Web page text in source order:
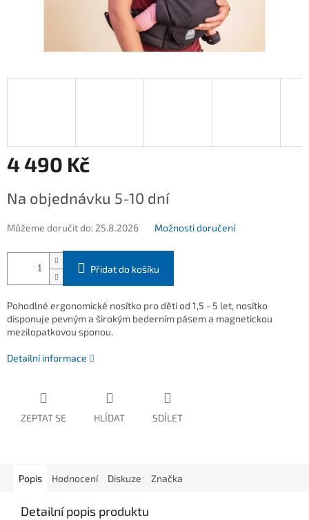
4 490 Kč
cena:
Na objednávku 5-10 dní
Můžeme doručit do: 25.8.2026 Možnosti doručení
Přidat do košíku
Pohodlné ergonomické nosítko pro děti od 1,5 - 5 let, nosítko
disponuje pevným a širokým bederním pásem a magnetickou
mezilopatkovou sponou.
Detailní informace
ZEPTAT SE HLÍDAT SDÍLET
Popis Hodnocení Diskuze Značka
Detailní popis produktu